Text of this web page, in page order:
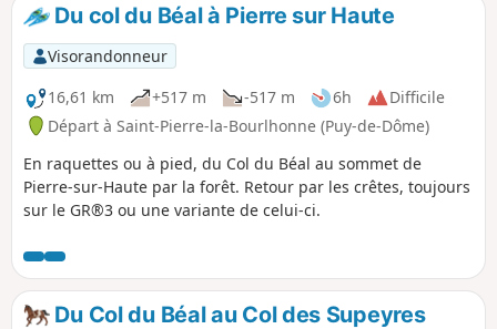
Du col du Béal à Pierre sur Haute
Visorandonneur
16,61 km
+517 m -517 m 6h
Difficile
Départ à Saint-Pierre-la-Bourlhonne (Puy-de-Dôme)
En raquettes ou à pied, du Col du Béal au sommet de
Pierre-sur-Haute par la forêt. Retour par les crêtes, toujours
sur le GR®3 ou une variante de celui-ci.
Du Col du Béal au Col des Supeyres